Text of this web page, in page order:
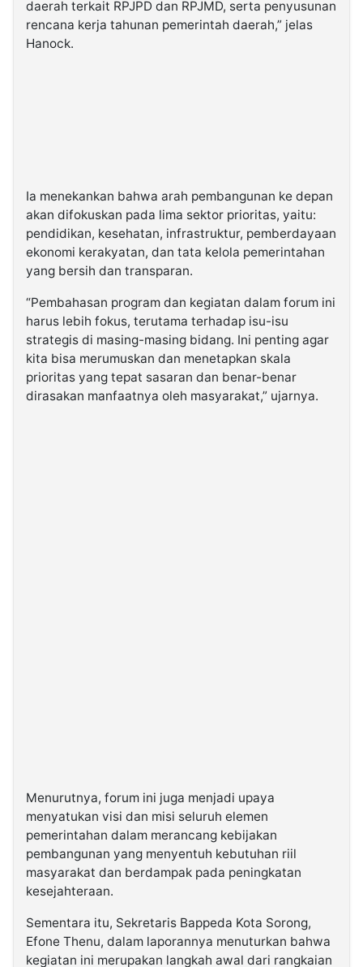
daerah terkait RPJPD dan RPJMD, serta penyusunan
rencana kerja tahunan pemerintah daerah,” jelas
Hanock.
Ia menekankan bahwa arah pembangunan ke depan
akan difokuskan pada lima sektor prioritas, yaitu:
pendidikan, kesehatan, infrastruktur, pemberdayaan
ekonomi kerakyatan, dan tata kelola pemerintahan
yang bersih dan transparan.
“Pembahasan program dan kegiatan dalam forum ini
harus lebih fokus, terutama terhadap isu-isu
strategis di masing-masing bidang. Ini penting agar
kita bisa merumuskan dan menetapkan skala
prioritas yang tepat sasaran dan benar-benar
dirasakan manfaatnya oleh masyarakat,” ujarnya.
Menurutnya, forum ini juga menjadi upaya
menyatukan visi dan misi seluruh elemen
pemerintahan dalam merancang kebijakan
pembangunan yang menyentuh kebutuhan riil
masyarakat dan berdampak pada peningkatan
kesejahteraan.
Sementara itu, Sekretaris Bappeda Kota Sorong,
Efone Thenu, dalam laporannya menuturkan bahwa
kegiatan ini merupakan langkah awal dari rangkaian